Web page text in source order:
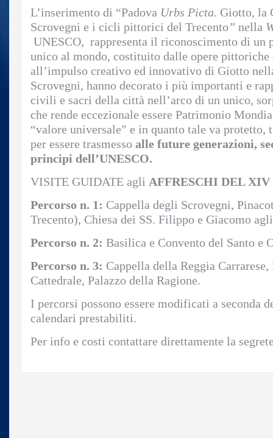
L’inserimento di “Padova Urbs Picta. Giotto, la
Scrovegni e i cicli pittorici del Trecento” nella
UNESCO, rappresenta il riconoscimento di un
unico al mondo, costituito dalle opere
all’impulso creativo ed innovativo di Giotto
Scrovegni, hanno decorato i più importanti e
civili e sacri della città nell’arco di un unico,
che rende eccezionale essere Patrimonio
“valore universale” e in quanto tale va protetto,
per essere trasmesso alle future generazioni,
principi dell’UNESCO.
VISITE GUIDATE agli AFFRESCHI DEL XIV
Percorso n. 1: Cappella degli Scrovegni,
Trecento), Chiesa dei SS. Filippo e Giacomo
Percorso n. 2: Basilica e Convento del Santo e
Percorso n. 3: Cappella della Reggia
Cattedrale, Palazzo della Ragione.
I percorsi possono essere modificati a seconda
calendari prestabiliti.
Per info e costi contattare direttamente la